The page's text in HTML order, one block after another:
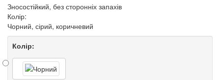
Зносостійкий, без сторонніх запахів
Колір:
Чорний, сірий, коричневий
Колір: